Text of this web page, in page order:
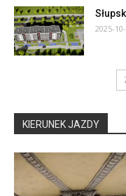
2025-
KIERUNEK JAZDY